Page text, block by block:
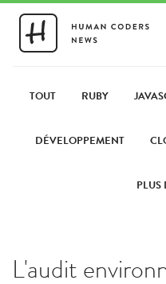
TOUT RUBY
DÉVELOPPEMENT
PLUS
L'audit